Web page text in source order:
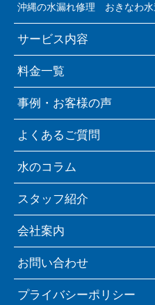
沖縄の水漏れ修理 おきなわ水
サービス内容
料金一覧
事例・お客様の声
よくあるご質問
水のコラム
スタッフ紹介
会社案内
お問い合わせ
プライバシーポリシー